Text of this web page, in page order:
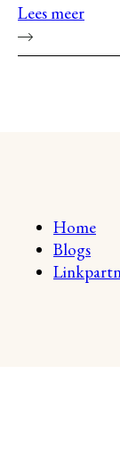
Lees meer
Home
Blogs